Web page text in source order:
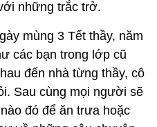
những trắc trở.
mùng 3 Tết thầy, năm
các bạn trong lớp cũ
đến nhà từng thầy, cô
Sau cùng mọi người sẽ
đó để ăn trưa hoặc